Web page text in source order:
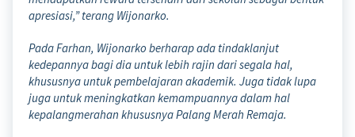
apresiasi,” terang Wijonarko.
Pada Farhan, Wijonarko berharap ada tindaklanjut
kedepannya bagi dia untuk lebih rajin dari segala hal,
khususnya untuk pembelajaran akademik. Juga tidak lupa
juga untuk meningkatkan kemampuannya dalam hal
kepalangmerahan khususnya Palang Merah Remaja.